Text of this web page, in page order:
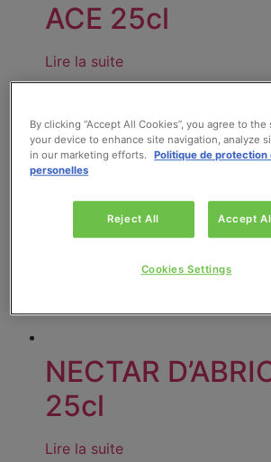
ACE 25cl
Lire la suite
NECTAR
25cl
Lire la suite
By clicking “Accept All Cookies”, you agree to
your device to enhance site navigation, analyze
in our marketing efforts. Politique de protection
personelles
Reject All Accept
Cookies Settings